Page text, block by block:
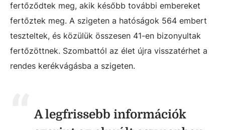
fertőződtek meg, akik később további embereket
fertőztek meg. A szigeten a hatóságok 564 embert
teszteltek, és közülük összesen 41-en bizonyultak
fertőzöttnek. Szombattól az élet újra visszatérhet a
rendes kerékvágásba a szigeten.
A legfrissebb információk